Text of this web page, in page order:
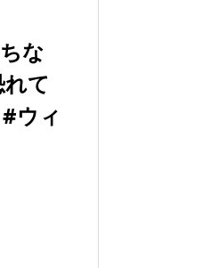
な
て
ウィ